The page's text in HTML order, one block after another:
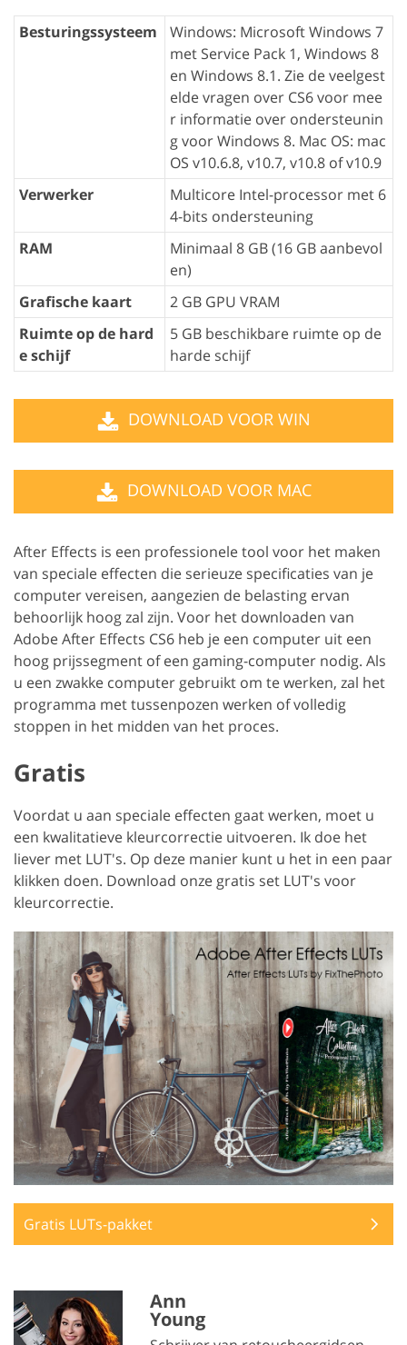
Besturingssysteem
Windows: Microsoft Windows 7
met Service Pack 1, Windows 8
en Windows 8.1. Zie de veelgest
elde vragen over CS6 voor mee
r informatie over ondersteunin
g voor Windows 8. Mac OS: mac
OS v10.6.8, v10.7, v10.8 of v10.9
Verwerker
Multicore Intel-processor met 6
4-bits ondersteuning
RAM
Minimaal 8 GB (16 GB aanbevol
en)
Grafische kaart
2 GB GPU VRAM
Ruimte op de hard
e schijf
5 GB beschikbare ruimte op de
harde schijf
DOWNLOAD VOOR WIN
DOWNLOAD VOOR MAC
After Effects is een professionele tool voor het maken
van speciale effecten die serieuze specificaties van je
computer vereisen, aangezien de belasting ervan
behoorlijk hoog zal zijn. Voor het downloaden van
Adobe After Effects CS6 heb je een computer uit een
hoog prijssegment of een gaming-computer nodig. Als
u een zwakke computer gebruikt om te werken, zal het
programma met tussenpozen werken of volledig
stoppen in het midden van het proces.
Gratis
Voordat u aan speciale effecten gaat werken, moet u
een kwalitatieve kleurcorrectie uitvoeren. Ik doe het
liever met LUT's. Op deze manier kunt u het in een paar
klikken doen. Download onze gratis set LUT's voor
kleurcorrectie.
Gratis LUTs-pakket
Ann
Young